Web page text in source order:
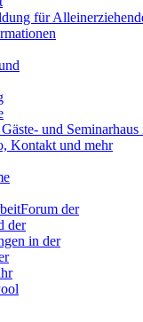
für
und
Kontakt und mehr
Forum der
der
in der